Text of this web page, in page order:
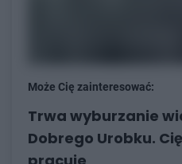
Może Cię zainteresować:
Trwa wyburzanie
Dobrego Urobku.